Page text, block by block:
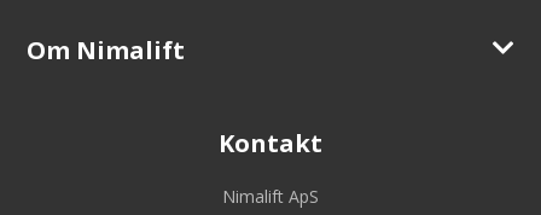
Om Nimalift
Kontakt
Nimalift ApS